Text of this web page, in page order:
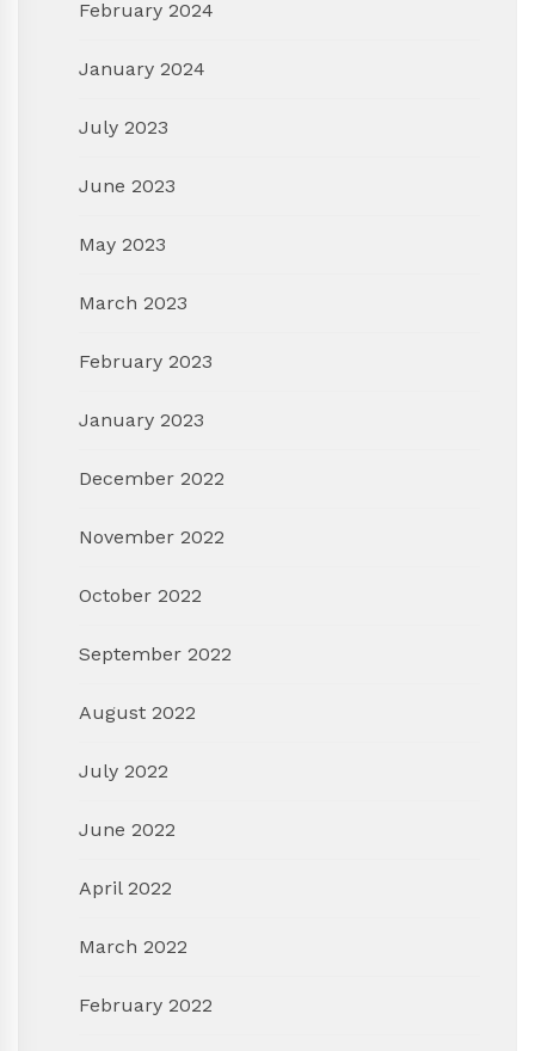
February 2024
January 2024
July 2023
June 2023
May 2023
March 2023
February 2023
January 2023
December 2022
November 2022
October 2022
September 2022
August 2022
July 2022
June 2022
April 2022
March 2022
February 2022